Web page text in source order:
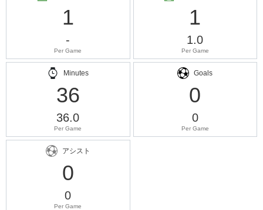
1
-
Per Game
1
1.0
Per Game
Minutes
36
36.0
Per Game
Goals
0
0
Per Game
アシスト
0
0
Per Game